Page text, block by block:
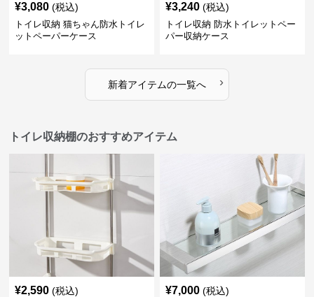
¥3,080 (税込)
トイレ収納 猫ちゃん防水トイレ
ットペーパーケース
¥3,240 (税込)
トイレ収納 防水トイレットペー
パー収納ケース
新着アイテムの一覧へ ›
トイレ収納棚のおすすめアイテム
¥2,590 (税込) ¥7,000 (税込)